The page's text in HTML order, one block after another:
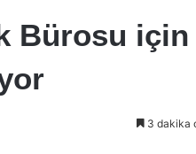
Bürosu için
3 dakika